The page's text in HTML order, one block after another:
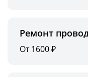
Ремонт
От 1600 ₽